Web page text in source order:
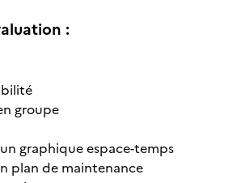
:
groupe
graphique espace-temps
plan de maintenance